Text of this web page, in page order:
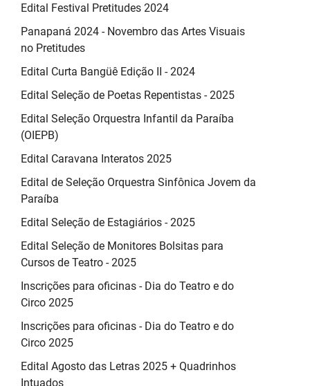
Edital Festival Pretitudes 2024
Panapaná 2024 - Novembro das Artes Visuais
no Pretitudes
Edital Curta Bangüê Edição II - 2024
Edital Seleção de Poetas Repentistas - 2025
Edital Seleção Orquestra Infantil da Paraíba
(OIEPB)
Edital Caravana Interatos 2025
Edital de Seleção Orquestra Sinfônica Jovem da
Paraíba
Edital Seleção de Estagiários - 2025
Edital Seleção de Monitores Bolsitas para
Cursos de Teatro - 2025
Inscrições para oficinas - Dia do Teatro e do
Circo 2025
Inscrições para oficinas - Dia do Teatro e do
Circo 2025
Edital Agosto das Letras 2025 + Quadrinhos
Intuados